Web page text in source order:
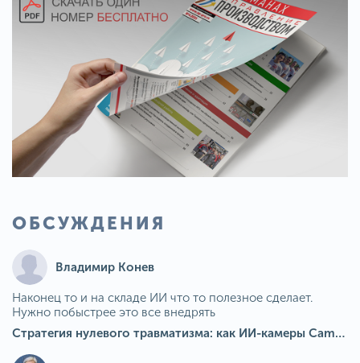
ОБСУЖДЕНИЯ
Владимир Конев
Наконец то и на складе ИИ что то полезное сделает.
Нужно побыстрее это все внедрять
Стратегия нулевого травматизма: как ИИ-камеры Camkord снижают риск наезда на пешехода при работе на погрузчике